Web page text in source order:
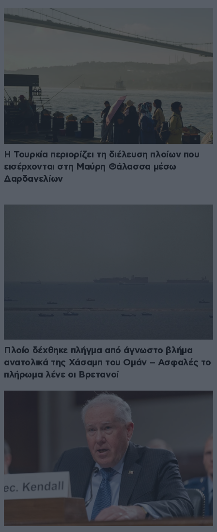
Η Τουρκία περιορίζει τη διέλευση πλοίων που
εισέρχονται στη Μαύρη Θάλασσα μέσω
Δαρδανελίων
Πλοίο δέχθηκε πλήγμα από άγνωστο βλήμα
ανατολικά της Χάσαμπ του Ομάν – Ασφαλές το
πλήρωμα λένε οι Βρετανοί